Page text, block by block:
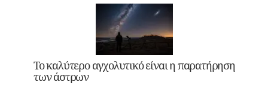
Το καλύτερο αγχολυτικό είναι η παρατήρηση
των άστρων